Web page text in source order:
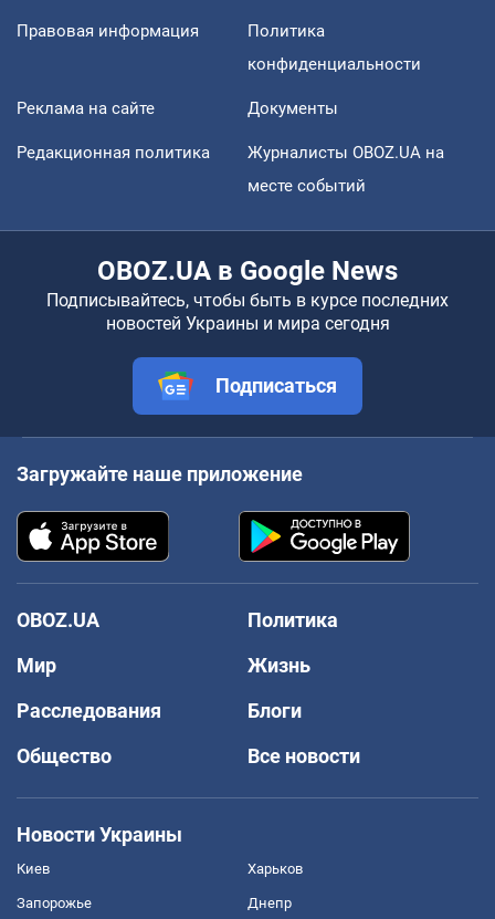
Правовая информация
Политика
конфиденциальности
Реклама на сайте Документы
Редакционная политика
Журналисты OBOZ.UA на
месте событий
OBOZ.UA в Google News
Подписывайтесь, чтобы быть в курсе последних
новостей Украины и мира сегодня
Подписаться
Загружайте наше приложение
OBOZ.UA
Политика
Мир
Жизнь
Расследования
Блоги
Общество
Все новости
Новости Украины
Киев Харьков
Запорожье Днепр